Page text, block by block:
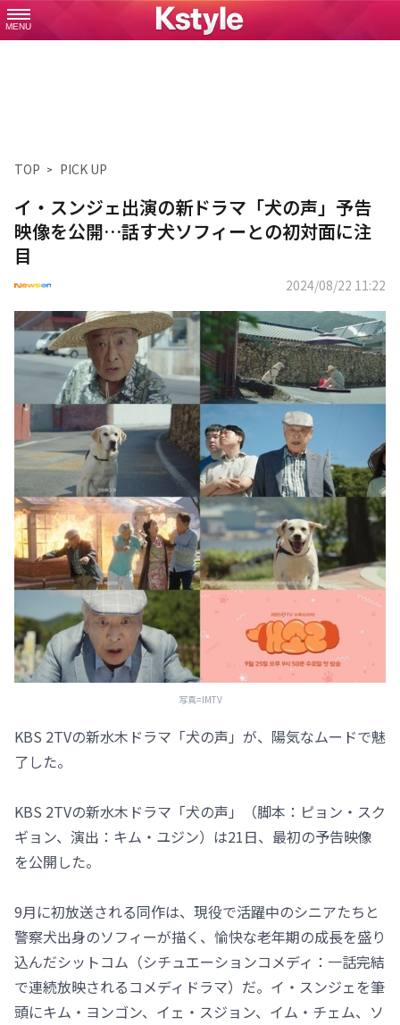
MENU
TOP PICK UP
イ・スンジェ出演の新ドラマ「犬の声」予告
映像を公開…話す犬ソフィーとの初対面に注
目
2024/08/22 11:22
写真=IMTV
KBS 2TVの新水木ドラマ「犬の声」が、陽気なムードで魅
了した。
KBS 2TVの新水木ドラマ「犬の声」（脚本：ピョン・スク
ギョン、演出：キム・ユジン）は21日、最初の予告映像
を公開した。
9月に初放送される同作は、現役で活躍中のシニアたちと
警察犬出身のソフィーが描く、愉快な老年期の成長を盛り
込んだシットコム（シチュエーションコメディ：一話完結
で連続放映されるコメディドラマ）だ。イ・スンジェを筆
頭にキム・ヨンゴン、イェ・スジョン、イム・チェム、ソ